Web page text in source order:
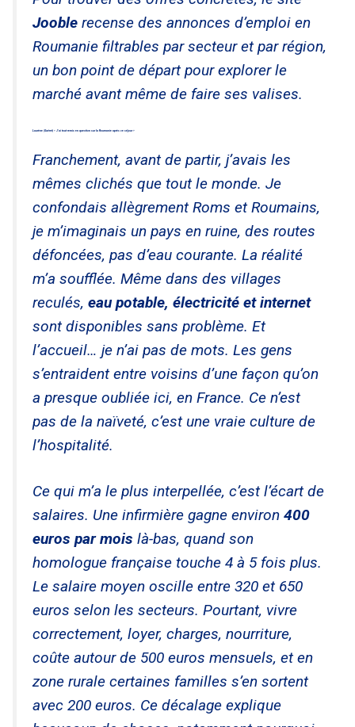
Jooble recense des annonces d’emploi en
Roumanie filtrables par secteur et par région,
un bon point de départ pour explorer le
marché avant même de faire ses valises.
Laurène (Guéret) « J’ai tout remis en question sur la Roumanie après ce séjour »
Franchement, avant de partir, j’avais les
mêmes clichés que tout le monde. Je
confondais allègrement Roms et Roumains,
je m’imaginais un pays en ruine, des routes
défoncées, pas d’eau courante. La réalité
m’a soufflée. Même dans des villages
reculés, eau potable, électricité et internet
sont disponibles sans problème. Et
l’accueil… je n’ai pas de mots. Les gens
s’entraident entre voisins d’une façon qu’on
a presque oubliée ici, en France. Ce n’est
pas de la naïveté, c’est une vraie culture de
l’hospitalité.
Ce qui m’a le plus interpellée, c’est l’écart de
salaires. Une infirmière gagne environ 400
euros par mois là-bas, quand son
homologue française touche 4 à 5 fois plus.
Le salaire moyen oscille entre 320 et 650
euros selon les secteurs. Pourtant, vivre
correctement, loyer, charges, nourriture,
coûte autour de 500 euros mensuels, et en
zone rurale certaines familles s’en sortent
avec 200 euros. Ce décalage explique